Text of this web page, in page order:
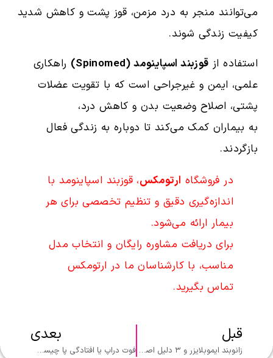
می‌توانند منجر به درد مزمن، قوز پشت و کاهش شدید
کیفیت زندگی شوند.
استفاده از قوزبند اسپاینومد (Spinomed)
راهکاری
علمی، ایمن و غیرجراحی است که با تقویت عضلات
پشتی، اصلاح وضعیت بدن و کاهش درد،
به بیماران کمک می‌کند تا دوباره به زندگی فعال
بازگردند.
در فروشگاه ارتومکس، قوزبند اسپاینومد با
اندازه‌گیری دقیق و تنظیم تخصصی برای هر
بیمار ارائه می‌شود.
برای دریافت مشاوره رایگان و انتخاب مدل
مناسب، با کارشناسان ما در ارتومکس
تماس بگیرید.
قبل
زانوبند ایموبلایزر و ۳ دلیل اصلی استفاده از آن
بعدی
فوت دراپ یا افتادگی پا چیست؟ ۳ دلیل اصلی ایجاد دراپ فوت